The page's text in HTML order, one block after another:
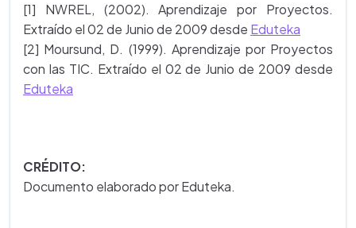
[1] NWREL, (2002). Aprendizaje por Proyectos.
Extraído el 02 de Junio de 2009 desde Eduteka
[2] Moursund, D. (1999). Aprendizaje por Proyectos
con las TIC. Extraído el 02 de Junio de 2009 desde
Eduteka
CRÉDITO:
Documento elaborado por Eduteka.